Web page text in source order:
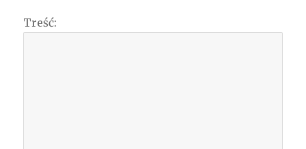
Treść: